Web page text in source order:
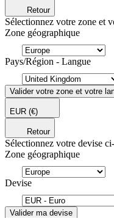
Retour
Sélectionnez votre zone et
Zone géographique
Pays/Région - Langue
Valider votre zone et votre
EUR (€)
Retour
Sélectionnez votre devise
Zone géographique
Devise
Valider ma devise